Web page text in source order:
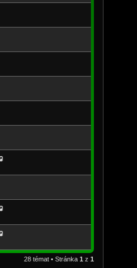
28 témat • Stránka 1 z 1